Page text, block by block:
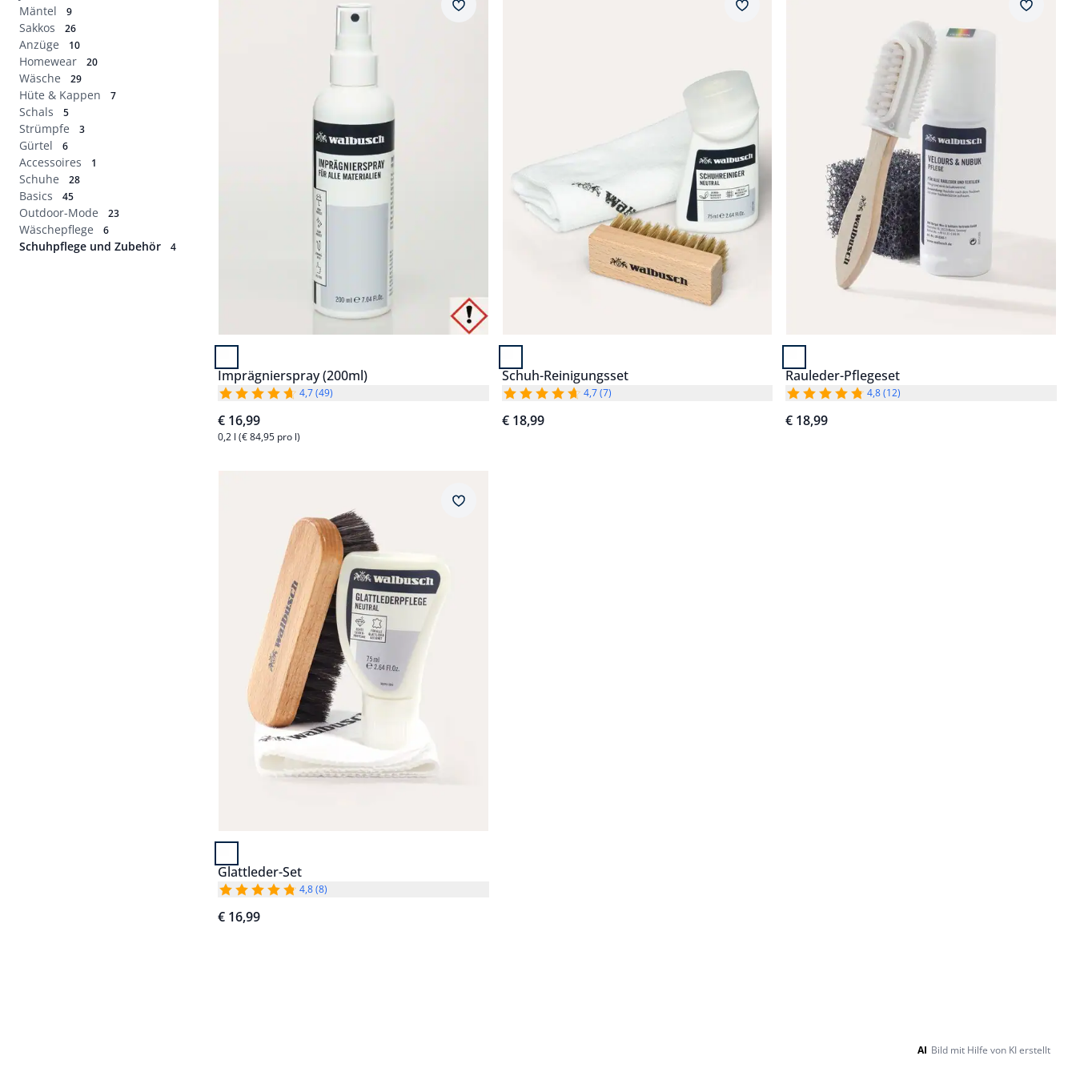
Mäntel 9
Sakkos 26
Anzüge 10
Homewear 20
Wäsche 29
Hüte & Kappen 7
Schals 5
Strümpfe 3
Gürtel 6
Accessoires 1
Schuhe 28
Basics 45
Outdoor-Mode 23
Wäschepflege 6
Schuhpflege und Zubehör 4
Neuheiten
Imprägnierspray (200ml)
4,7 (49)
€ 16,99
0,2 l (€ 84,95 pro l)
Merkzettel
Schuh-Reinigungsset
4,7 (7)
€ 18,99
Merkzettel
Rauleder-Pflegeset
4,8 (12)
€ 18,99
Glattleder-Set
4,8 (8)
€ 16,99
Merkzettel
AI Bild mit Hilfe von KI erstellt